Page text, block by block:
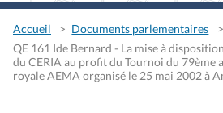
Accueil
Documents parlementaires
QE 161 Ide Bernard - La mise à
du CERIA au profit du Tournoi du 79ème
royale AEMA organisé le 25 mai 2002 à